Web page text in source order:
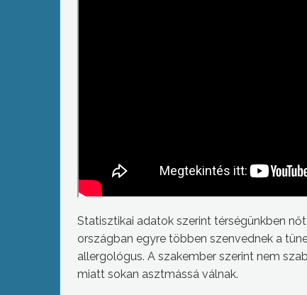
Statisztikai adatok szerint térségünkben
országban egyre többen szenvednek a
allergológus. A szakember szerint nem
miatt sokan asztmássá válnak.